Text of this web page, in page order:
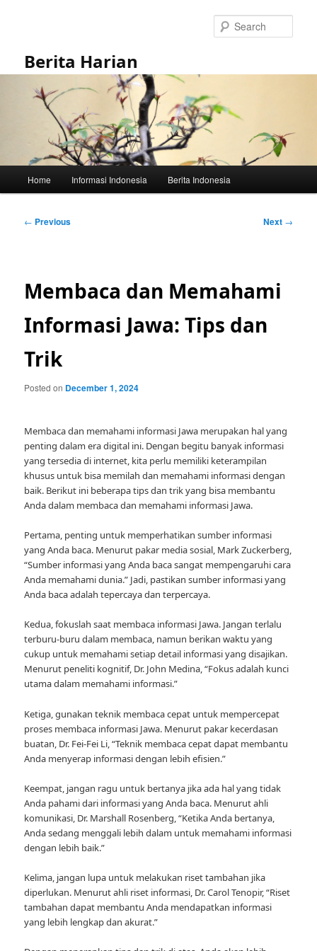
Berita Harian
Home Informasi Indonesia Berita Indonesia
Post
← Previous Next →
Membaca dan Memahami
Informasi Jawa: Tips dan
Trik
Posted on December 1, 2024
Membaca dan memahami informasi Jawa merupakan hal yang
penting dalam era digital ini. Dengan begitu banyak informasi
yang tersedia di internet, kita perlu memiliki keterampilan
khusus untuk bisa memilah dan memahami informasi dengan
baik. Berikut ini beberapa tips dan trik yang bisa membantu
Anda dalam membaca dan memahami informasi Jawa.
Pertama, penting untuk memperhatikan sumber informasi
yang Anda baca. Menurut pakar media sosial, Mark Zuckerberg,
“Sumber informasi yang Anda baca sangat mempengaruhi cara
Anda memahami dunia.” Jadi, pastikan sumber informasi yang
Anda baca adalah tepercaya dan terpercaya.
Kedua, fokuslah saat membaca informasi Jawa. Jangan terlalu
terburu-buru dalam membaca, namun berikan waktu yang
cukup untuk memahami setiap detail informasi yang disajikan.
Menurut peneliti kognitif, Dr. John Medina, “Fokus adalah kunci
utama dalam memahami informasi.”
Ketiga, gunakan teknik membaca cepat untuk mempercepat
proses membaca informasi Jawa. Menurut pakar kecerdasan
buatan, Dr. Fei-Fei Li, “Teknik membaca cepat dapat membantu
Anda menyerap informasi dengan lebih efisien.”
Keempat, jangan ragu untuk bertanya jika ada hal yang tidak
Anda pahami dari informasi yang Anda baca. Menurut ahli
komunikasi, Dr. Marshall Rosenberg, “Ketika Anda bertanya,
Anda sedang menggali lebih dalam untuk memahami informasi
dengan lebih baik.”
Kelima, jangan lupa untuk melakukan riset tambahan jika
diperlukan. Menurut ahli riset informasi, Dr. Carol Tenopir, “Riset
tambahan dapat membantu Anda mendapatkan informasi
yang lebih lengkap dan akurat.”